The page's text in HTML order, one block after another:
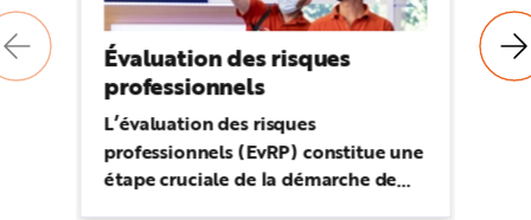
Évaluation des risques
professionnels
L’évaluation des risques
professionnels (EvRP) constitue une
étape cruciale de la démarche de